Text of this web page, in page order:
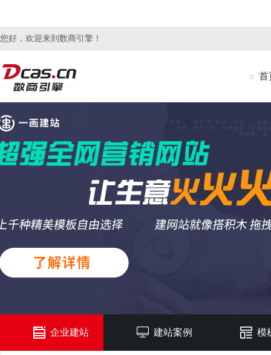
您好，欢迎来到数商引擎！
首
企业建站 建站案例 模